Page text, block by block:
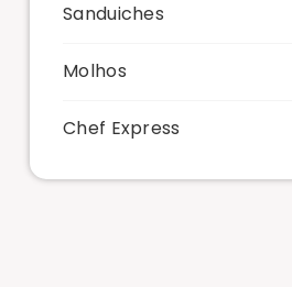
Sanduiches
Molhos
Chef Express